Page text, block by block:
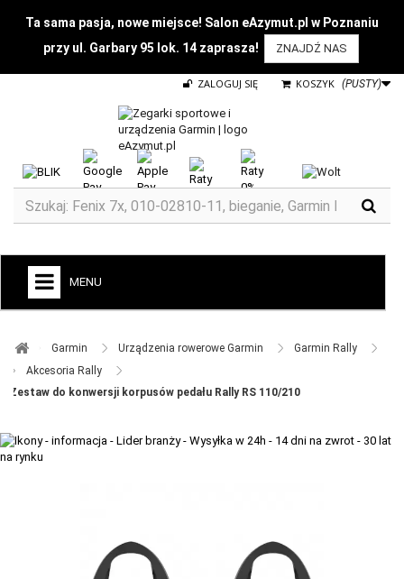
Ta sama pasja, nowe miejsce! Salon eAzymut.pl w Poznaniu
przy ul. Garbary 95 lok. 14 zaprasza!
ZNAJDŹ NAS
KOSZYK (PUSTY)
ZALOGUJ SIĘ
MENU
ZEGARKI DO BIEGANIA
ZEGARKI DLA DZIECI GARMIN
+
TACX
ELITE
Garmin ​ Urządzenia rowerowe Garmin ​
Garmin Rally ​
Akcesoria Rally ​
Zestaw do konwersji korpusów pedału Rally RS 110/210